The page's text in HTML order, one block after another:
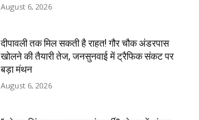
August 6, 2026
दीपावली तक मिल सकती है राहत! गौर चौक अंडरपास
खोलने की तैयारी तेज, जनसुनवाई में ट्रैफिक संकट पर
बड़ा मंथन
August 6, 2026